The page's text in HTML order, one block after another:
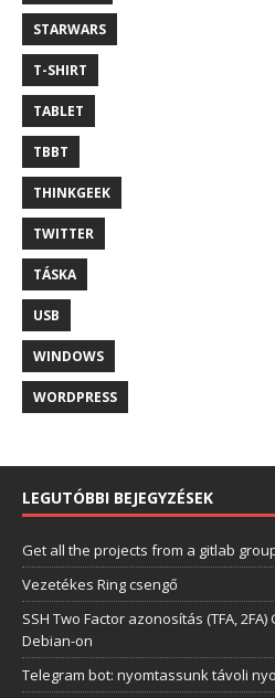
STARWARS
T-SHIRT
TABLET
TBBT
THINKGEEK
TWITTER
TÁSKA
USB
WINDOWS
WORDPRESS
LEGUTÓBBI BEJEGYZÉSEK
Get all the projects from a gitlab
Vezetékes Ring csengő
SSH Two Factor azonosítás (TFA,
Debian-on
Telegram bot: nyomtassunk távoli